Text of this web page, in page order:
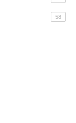
58